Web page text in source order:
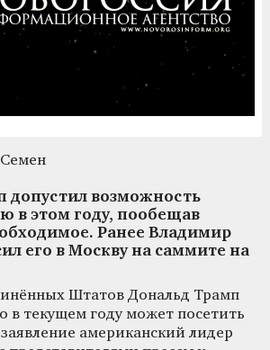
допустил возможность
в этом году, пообещав
Ранее Владимир
его в Москву на саммите на
Штатов Дональд Трамп
в текущем году может посетить
американский лидер